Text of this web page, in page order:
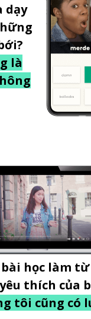
dạy
là
học làm
thích của
tôi cũng có